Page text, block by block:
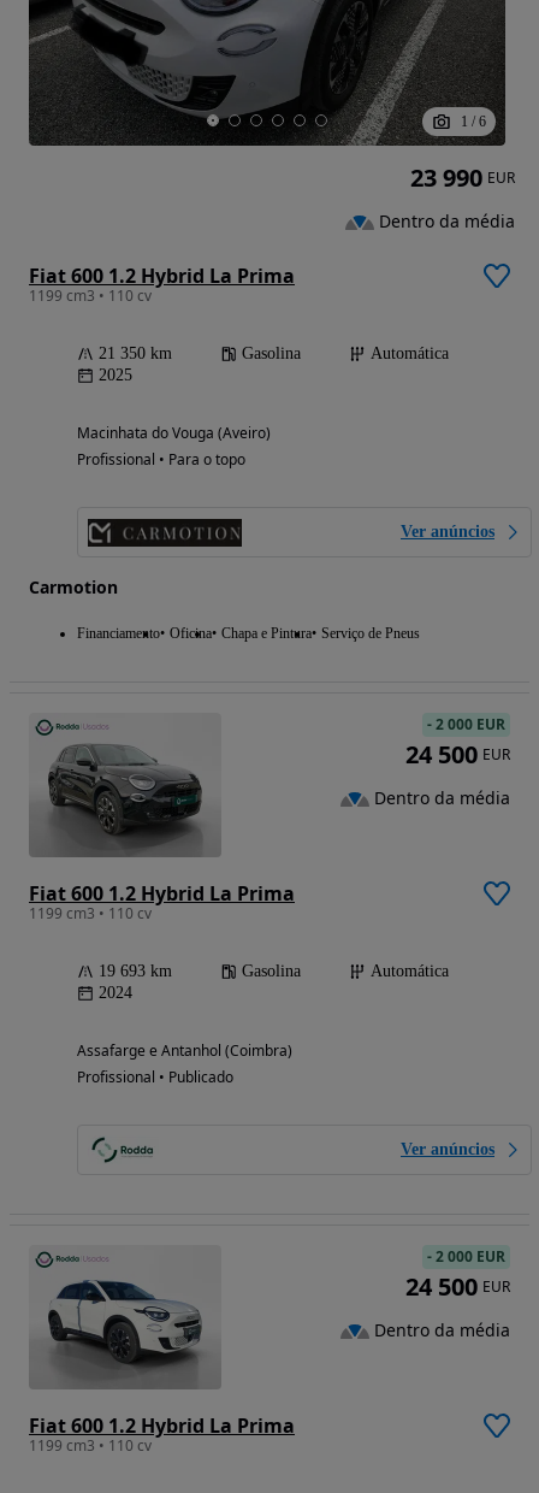
1 / 6
Fiat 600 1.2 Hybrid La Prima
1199 cm3 • 110 cv
21 350 km Gasolina
Automática
2025
Macinhata do Vouga (Aveiro)
Profissional • Para o topo
Ver anúncios
Carmotion
Financiamento Oficina Chapa e Pintura Serviço de Pneus
23 990 EUR
Dentro da média
Fiat 600 1.2 Hybrid La Prima
1199 cm3 • 110 cv
19 693 km Gasolina
Automática
2024
Assafarge e Antanhol (Coimbra)
Profissional • Publicado
Ver anúncios
-2 000 EUR
24 500 EUR
Dentro da média
Fiat 600 1.2 Hybrid La Prima
1199 cm3 • 110 cv
-2 000 EUR
24 500 EUR
Dentro da média